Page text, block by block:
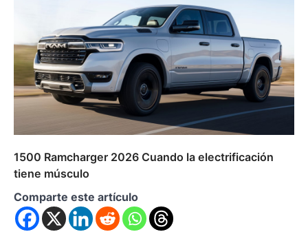
1500 Ramcharger 2026 Cuando la electrificación
tiene músculo
Comparte este artículo